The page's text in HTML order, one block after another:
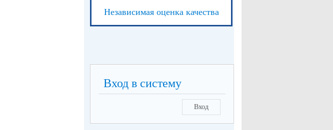
Независимая оценка качества
Вход в систему
Вход